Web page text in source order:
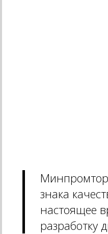
знака
настоящее
разработку